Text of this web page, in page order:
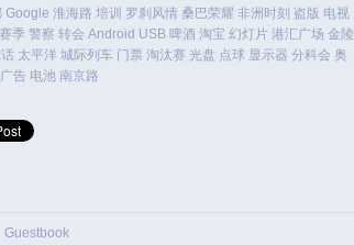
Google 淮海路 培训 罗刹风情 桑巴荣耀 非洲时刻 盗版 电视
赛季 警察 转会 Android USB 啤酒 淘宝 幻灯片 港汇广场 金陵
太平洋 城际列车 门票 淘汰赛 光盘 点球 显示器 分科会 奥
广告 电池 南京路
Guestbook